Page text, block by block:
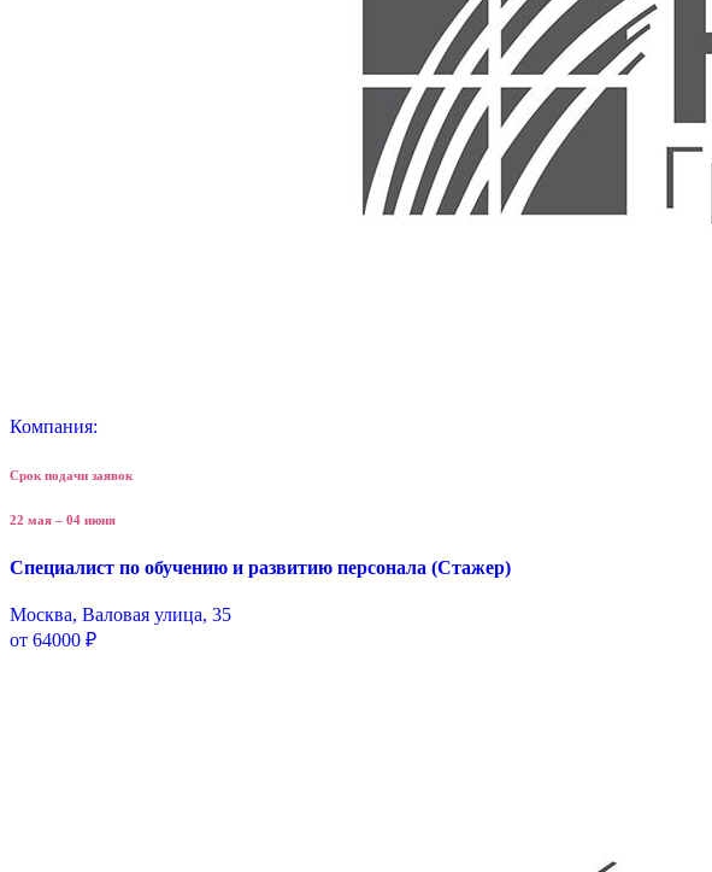
Компания:
Срок подачи заявок
22 мая – 04 июня
Специалист по обучению и развитию персонала (Стажер)
Москва, Валовая улица, 35
от 64000 ₽